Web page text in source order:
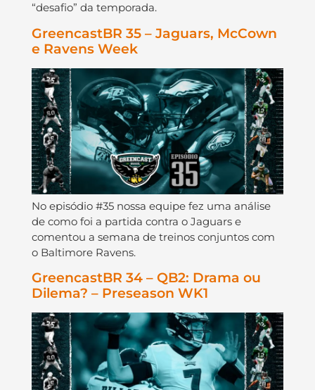
“desafio” da temporada.
GreencastBR 35 – Jaguars, McCown
e Ravens Week
No episódio #35 nossa equipe fez uma análise
de como foi a partida contra o Jaguars e
comentou a semana de treinos conjuntos com
o Baltimore Ravens.
GreencastBR 34 – QB2: Drama ou
Dilema? – Preseason WK1